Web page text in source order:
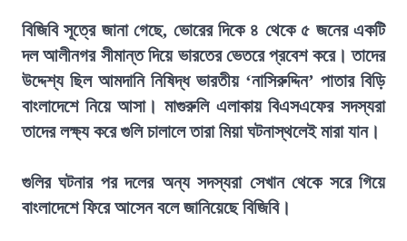
বিজিবি সূত্রে জানা গেছে, ভোরের দিকে ৪ থেকে ৫ জনের একটি
দল আলীনগর সীমান্ত দিয়ে ভারতের ভেতরে প্রবেশ করে। তাদের
উদ্দেশ্য ছিল আমদানি নিষিদ্ধ ভারতীয় ‘নাসিরুদ্দিন’ পাতার বিড়ি
বাংলাদেশে নিয়ে আসা। মাগুরুলি এলাকায় বিএসএফের সদস্যরা
তাদের লক্ষ্য করে গুলি চালালে তারা মিয়া ঘটনাস্থলেই মারা যান।
গুলির ঘটনার পর দলের অন্য সদস্যরা সেখান থেকে সরে গিয়ে
বাংলাদেশে ফিরে আসেন বলে জানিয়েছে বিজিবি।